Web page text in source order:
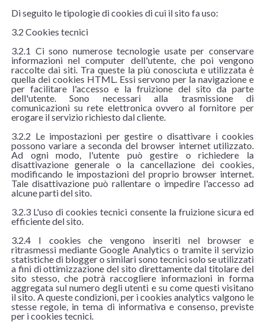
Di seguito le tipologie di cookies di cui il sito fa uso:
3.2 Cookies tecnici
3.2.1 Ci sono numerose tecnologie usate per conservare
informazioni nel computer dell'utente, che poi vengono
raccolte dai siti. Tra queste la più conosciuta e utilizzata è
quella dei cookies HTML. Essi servono per la navigazione e
per facilitare l'accesso e la fruizione del sito da parte
dell'utente. Sono necessari alla trasmissione di
comunicazioni su rete elettronica ovvero al fornitore per
erogare il servizio richiesto dal cliente.
3.2.2 Le impostazioni per gestire o disattivare i cookies
possono variare a seconda del browser internet utilizzato.
Ad ogni modo, l'utente può gestire o richiedere la
disattivazione generale o la cancellazione dei cookies,
modificando le impostazioni del proprio browser internet.
Tale disattivazione può rallentare o impedire l'accesso ad
alcune parti del sito.
3.2.3 L'uso di cookies tecnici consente la fruizione sicura ed
efficiente del sito.
3.2.4 I cookies che vengono inseriti nel browser e
ritrasmessi mediante Google Analytics o tramite il servizio
statistiche di blogger o similari sono tecnici solo se utilizzati
a fini di ottimizzazione del sito direttamente dal titolare del
sito stesso, che potrà raccogliere informazioni in forma
aggregata sul numero degli utenti e su come questi visitano
il sito. A queste condizioni, per i cookies analytics valgono le
stesse regole, in tema di informativa e consenso, previste
per i cookies tecnici.